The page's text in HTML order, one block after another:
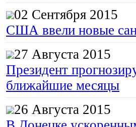
02 Сентября 2015
США ввели новые
27 Августа 2015
Президент
ближайшие месяцы
26 Августа 2015